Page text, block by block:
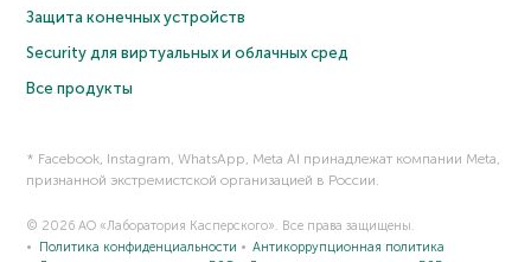
Защита конечных устройств
Security для виртуальных и облачных сред
Все продукты
* Facebook, Instagram, WhatsApp, Meta AI принадлежат компании Meta,
признанной экстремистской организацией в России.
© 2026 АО «Лаборатория Касперского». Все права защищены.
Политика конфиденциальности
Антикоррупционная политика